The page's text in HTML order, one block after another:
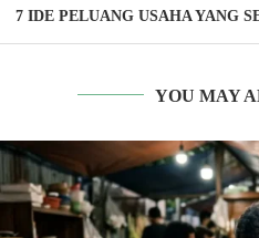
7 IDE PELUANG USAHA YANG
YOU MAY